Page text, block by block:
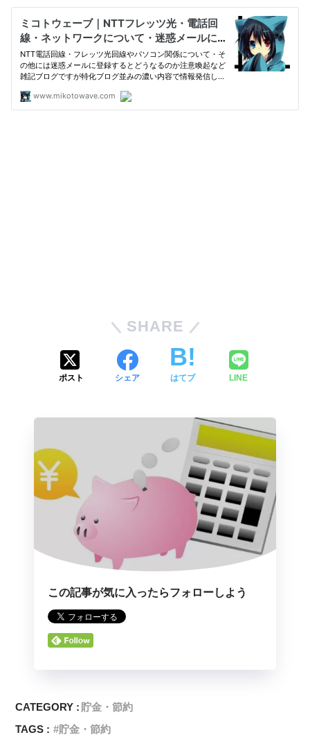
SHARE
ポスト シェア はてブ LINE
この記事が気に入ったらフォローしよう
CATEGORY : 貯金・節約
TAGS :
貯金・節約